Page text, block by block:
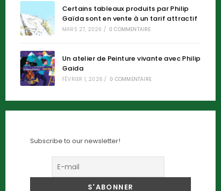
Certains tableaux produits par Philip
Gaïda sont en vente à un tarif attractif
MARS 27, 2026 / 0 COMMENTAIRE
Un atelier de Peinture vivante avec Philip
Gaida
FÉVRIER 1, 2026 / 0 COMMENTAIRE
Subscribe to our newsletter!